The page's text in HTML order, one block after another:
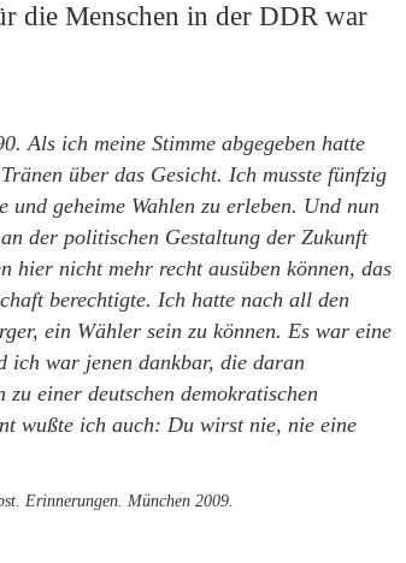
die Menschen in der DDR war
Als ich meine Stimme abgegeben hatte
über das Gesicht. Ich musste fünfzig
geheime Wahlen zu erleben. Und nun
der politischen Gestaltung der Zukunft
hier nicht mehr recht ausüben können, das
berechtigte. Ich hatte nach all den
ein Wähler sein zu können. Es war eine
ich war jenen dankbar, die daran
einer deutschen demokratischen
wußte ich auch: Du wirst nie, nie eine
Erinnerungen. München 2009.